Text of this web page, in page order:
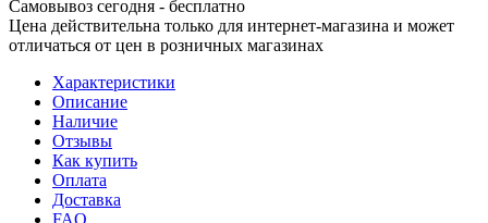
Самовывоз сегодня - бесплатно
Цена действительна только для интернет-магазина и может
отличаться от цен в розничных магазинах
Характеристики
Описание
Наличие
Отзывы
Как купить
Оплата
Доставка